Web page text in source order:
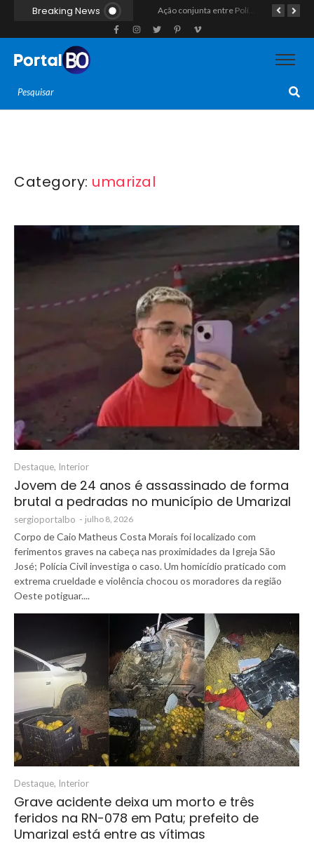
Breaking News Taxista de 32 anos é retirado de casa à força e executado a tiros na calçada em Macaíba
Category: umarizal
Destaque, Interior
Jovem de 24 anos é assassinado de forma
brutal a pedradas no município de Umarizal
sergioportalbo - julho 8, 2026
Corpo de Caio Matheus Costa Morais foi localizado com
ferimentos graves na cabeça nas proximidades da Igreja São
José; Polícia Civil investiga o caso. Um homicídio praticado com
extrema crueldade e violência chocou os moradores da região
Oeste potiguar....
Destaque, Interior
Grave acidente deixa um morto e três
feridos na RN-078 em Patu; prefeito de
Umarizal está entre as vítimas